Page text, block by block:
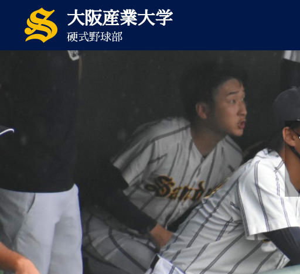
大阪産業大学
硬式野球部